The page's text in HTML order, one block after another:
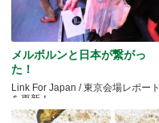
メルボルンと日本が繋がっ
た！
Link For Japan / 東京会場レポート
を更新！